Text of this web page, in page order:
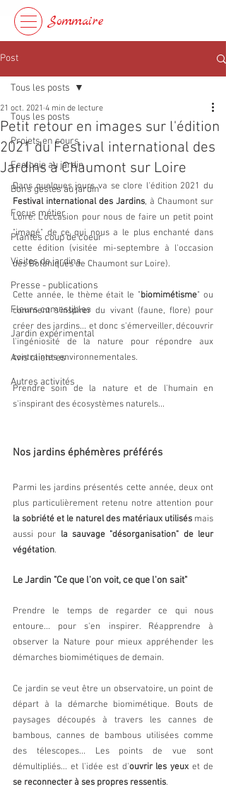
Sommaire
Post
Tous les posts
Projets en cours
Ecologie au jardin
Bons gestes au jardin
Focus métier
Plantes coup de coeur
Visites de jardins
Presse - publications
Fleurs comestibles
Jardin expérimental
Avis client·es
Autres activités
Tous les posts
Petit retour en images sur l'édition
2021 du Festival international des
Jardins à Chaumont sur Loire
21 oct. 2021 4 min de lecture
Festival international des Jardins, à Chaumont sur
Loire. L'occasion pour nous de faire un petit point
"imagé" de ce qui nous a le plus enchanté dans
cette édition (visitée mi-septembre à l'occasion
des Botaniques de Chaumont sur Loire).
Cette année, le thème était le "biomimétisme" ou
comment s'inspirer du vivant (faune, flore) pour
créer des jardins... et donc s'émerveiller, découvrir
l'ingéniosité de la nature pour répondre aux
contraintes environnementales.
Prendre soin de la nature et de l'humain en
s'inspirant des écosystèmes naturels...
Nos jardins éphémères préférés
Parmi les jardins présentés cette année, deux ont
la sobriété et le naturel des matériaux utilisés mais
aussi pour la sauvage "désorganisation" de leur
végétation.
Le Jardin "Ce que l'on voit, ce que l'on sait"
Prendre le temps de regarder ce qui nous
entoure... pour s'en inspirer. Réapprendre à
observer la Nature pour mieux appréhender les
démarches biomimétiques de demain.
Ce jardin se veut être un observatoire, un point de
départ à la démarche biomimétique. Bouts de
paysages découpés à travers les cannes de
bambous, cannes de bambous utilisées comme
des télescopes... Les points de vue sont
démultipliés... et l'idée est d'ouvrir les yeux
se reconnecter à ses propres ressentis.